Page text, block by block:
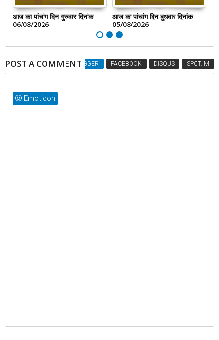
आज का पांचांग दिन गुरुवार दिनांक
06/08/2026
आज का पांचांग दिन बुधवार दिनांक
05/08/2026
POST A COMMENTBLOGGER FACEBOOK DISQUS SPOT.IM
Emoticon